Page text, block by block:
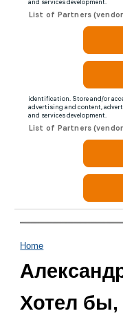
Home
Хотел